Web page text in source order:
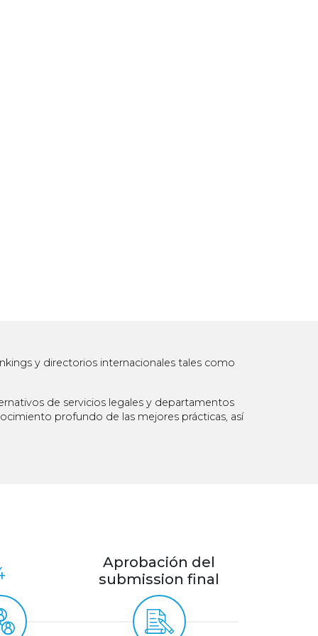
y directorios internacionales tales como
de servicios legales y departamentos
profundo de las mejores prácticas, así
Aprobación del
submission final